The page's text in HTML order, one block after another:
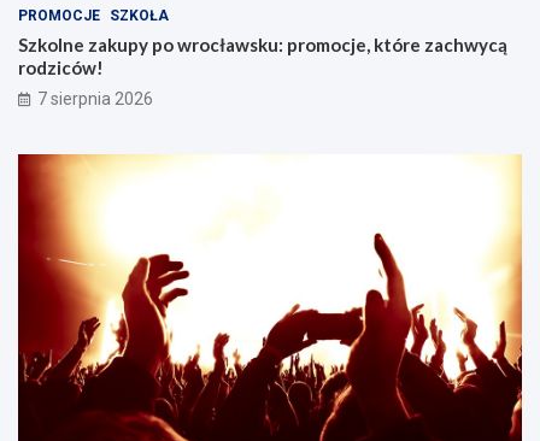
PROMOCJE SZKOŁA
Szkolne zakupy po wrocławsku: promocje, które zachwycą
rodziców!
7 sierpnia 2026